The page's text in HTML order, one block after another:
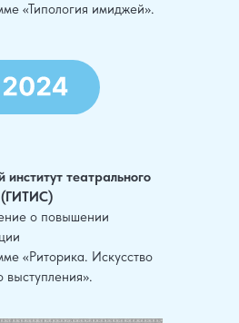
«Типология имиджей».
институт театрального
(ГИТИС)
о повышении
«Риторика. Искусство
выступления».